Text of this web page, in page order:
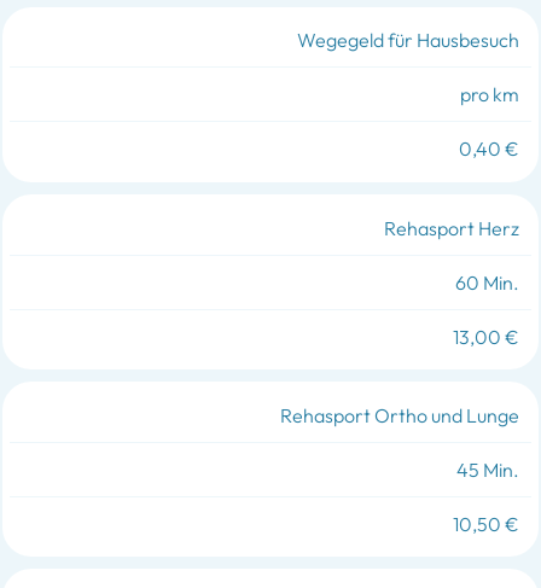
Wegegeld für Hausbesuch
pro km
0,40 €
Rehasport Herz
60 Min.
13,00 €
Rehasport Ortho und Lunge
45 Min.
10,50 €